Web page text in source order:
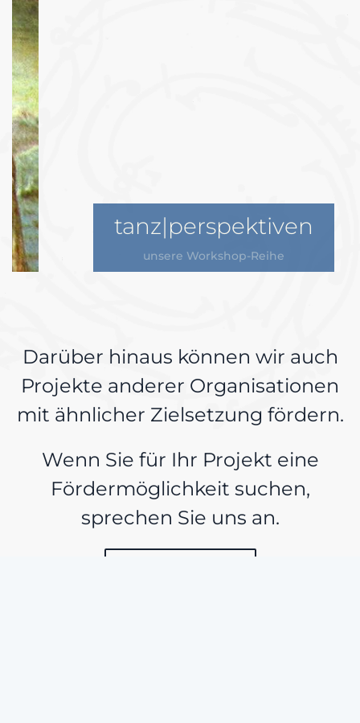
tanz|perspektiven
unsere Workshop-Reihe
Darüber hinaus können wir auch
Projekte anderer Organisationen
mit ähnlicher Zielsetzung fördern.
Wenn Sie für Ihr Projekt eine
Fördermöglichkeit suchen,
sprechen Sie uns an.